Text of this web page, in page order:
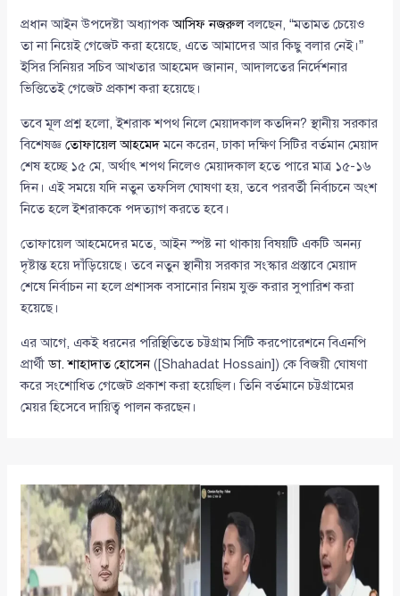
প্রধান আইন উপদেষ্টা অধ্যাপকআসিফ নজরুলবলছেন, “মতামত চেয়েও
তা না নিয়েই গেজেট করা হয়েছে, এতে আমাদের আর কিছু বলার নেই।”
ইসির সিনিয়র সচিব আখতার আহমেদ জানান, আদালতের নির্দেশনার
ভিত্তিতেই গেজেট প্রকাশ করা হয়েছে।
তবে মূল প্রশ্ন হলো, ইশরাক শপথ নিলে মেয়াদকাল কতদিন? স্থানীয় সরকার
বিশেষজ্ঞতোফায়েল আহমেদমনে করেন, ঢাকা দক্ষিণ সিটির বর্তমান মেয়াদ
শেষ হচ্ছে ১৫ মে, অর্থাৎ শপথ নিলেও মেয়াদকাল হতে পারে মাত্র ১৫-১৬
দিন। এই সময়ে যদি নতুন তফসিল ঘোষণা হয়, তবে পরবর্তী নির্বাচনে অংশ
নিতে হলে ইশরাককে পদত্যাগ করতে হবে।
তোফায়েল আহমেদের মতে, আইন স্পষ্ট না থাকায় বিষয়টি একটি অনন্য
দৃষ্টান্ত হয়ে দাঁড়িয়েছে। তবে নতুন স্থানীয় সরকার সংস্কার প্রস্তাবে মেয়াদ
শেষে নির্বাচন না হলে প্রশাসক বসানোর নিয়ম যুক্ত করার সুপারিশ করা
হয়েছে।
এর আগে, একই ধরনের পরিস্থিতিতে চট্টগ্রাম সিটি করপোরেশনে বিএনপি
প্রার্থীডা. শাহাদাত হোসেন([Shahadat Hossain]) কে বিজয়ী ঘোষণা
করে সংশোধিত গেজেট প্রকাশ করা হয়েছিল। তিনি বর্তমানে চট্টগ্রামের
মেয়র হিসেবে দায়িত্ব পালন করছেন।